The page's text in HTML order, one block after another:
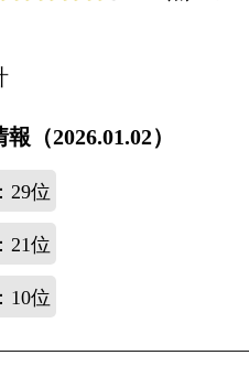
（2026.01.02）
29位
21位
10位